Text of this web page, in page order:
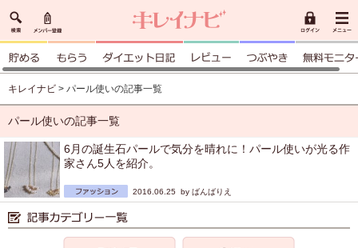
キレイナビ > パール使いの記事一覧
パール使いの記事一覧
6月の誕生石パールで気分を晴れに！パール使いが光る作
家さん5人を紹介。
2016.06.25 by ばんばりえ